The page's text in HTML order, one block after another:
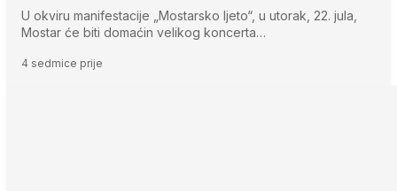
U okviru manifestacije „Mostarsko ljeto“, u utorak, 22. jula,
Mostar će biti domaćin velikog koncerta…
4 sedmice prije